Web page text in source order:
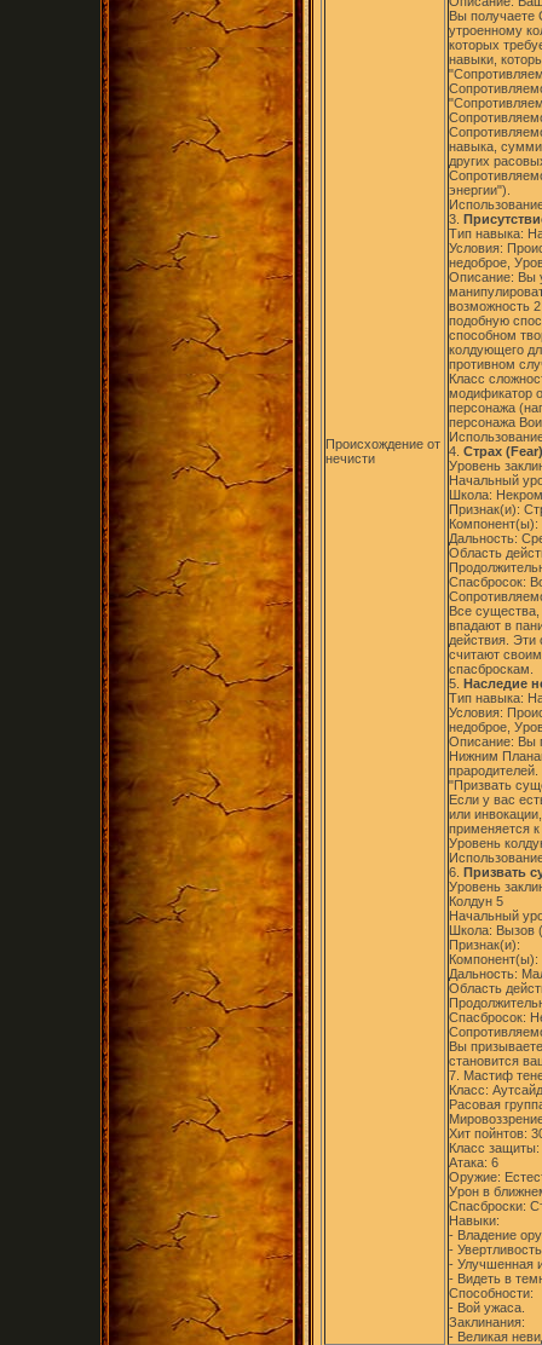
Происхождение от
нечисти
Вы получаете
утроенному
которых
навыки,
навыка,
других
энергии").
3.
Тип навыка:
Условия:
недоброе,
Описание: Вы
возможность
подобную
способном
колдующего
противном
Класс
модификатор
персонажа
персонажа
4. Страх (Fear)
Уровень
Начальный
Школа:
Признак(и):
Компонент(ы):
Дальность:
Область
Спасбросок:
Все существа,
впадают в
действия. Эти
считают
спасброскам.
5. Наследие
Тип навыка:
Условия:
недоброе,
Описание: Вы
Нижним
"Призвать
Если у вас
или
применяется
Уровень
6. Призвать
Уровень
Колдун 5
Начальный
Школа: Вызов
Признак(и):
Компонент(ы):
Дальность:
Область
Спасбросок:
Вы
становится
7. Мастиф
Класс:
Расовая
Хит пойнтов:
Класс защиты:
Атака: 6
Оружие:
Урон в
Спасброски:
Навыки:
- Владение
-
- Улучшенная
- Видеть в
Способности:
- Вой ужаса.
Заклинания:
- Великая